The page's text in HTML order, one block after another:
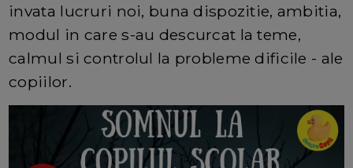
invata lucruri noi, buna dispozitie, ambitia,
modul in care s-au descurcat la teme,
calmul si controlul la probleme dificile - ale
copiilor.